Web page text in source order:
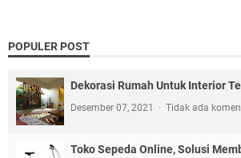
POPULER POST
Dekorasi Rumah Untuk Interior
Desember 07, 2021 Tidak ada
Toko Sepeda Online, Solusi